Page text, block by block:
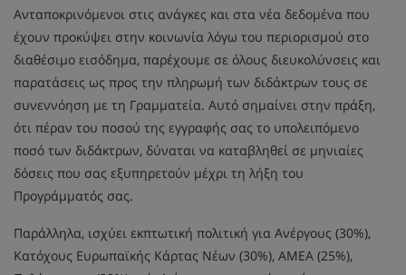
Ανταποκρινόμενοι στις ανάγκες και στα νέα δεδομένα που
έχουν προκύψει στην κοινωνία λόγω του περιορισμού στο
διαθέσιμο εισόδημα, παρέχουμε σε όλους διευκολύνσεις και
παρατάσεις ως προς την πληρωμή των διδάκτρων τους σε
συνεννόηση με τη Γραμματεία. Αυτό σημαίνει στην πράξη,
ότι πέραν του ποσού της εγγραφής σας το υπολειπόμενο
ποσό των διδάκτρων, δύναται να καταβληθεί σε μηνιαίες
δόσεις που σας εξυπηρετούν μέχρι τη λήξη του
Προγράμματός σας.
Παράλληλα, ισχύει εκπτωτική πολιτική για Ανέργους (30%),
Κατόχους Ευρωπαϊκής Κάρτας Νέων (30%), ΑΜΕΑ (25%),